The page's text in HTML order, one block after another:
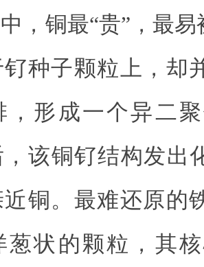
，铜最“贵”，最
种子颗粒上，却
，形成一个异二
该铜钌结构发出
铜。最难还原的
葱状的颗粒，其